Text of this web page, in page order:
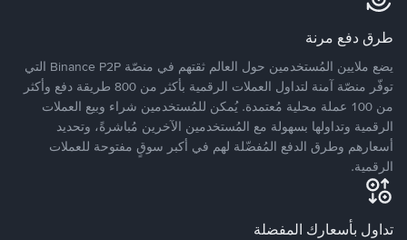
طرق دفع مرنة
يضع ملايين المُستخدمين حول العالم ثقتهم في منصّة Binance P2P التي
توفّر منصّة آمنة لتداول العملات الرقمية بأكثر من 800 طريقة دفع وأكثر
من 100 عملة محلية مُعتمدة. يُمكن للمُستخدمين شراء وبيع العملات
الرقمية وتداولها بسهولة مع المُستخدمين الآخرين مُباشرةً، وتحديد
أسعارهم وطرق الدفع المُفضّلة لهم في أكبر سوقٍ مفتوحة للعملات
الرقمية.
تداول بأسعارك المفضلة